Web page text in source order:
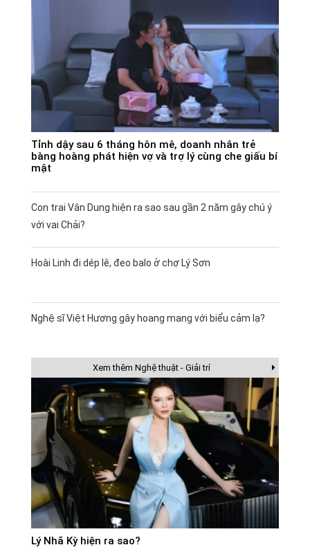
Tỉnh dậy sau 6 tháng hôn mê, doanh nhân trẻ
bàng hoàng phát hiện vợ và trợ lý cùng che giấu bí
mật
Con trai Vân Dung hiện ra sao sau gần 2 năm gây chú ý
với vai Chải?
Hoài Linh đi dép lê, đeo balo ở chợ Lý Sơn
Nghệ sĩ Việt Hương gây hoang mang với biểu cảm lạ?
Xem thêm Nghệ thuật - Giải trí
Lý Nhã Kỳ hiện ra sao?